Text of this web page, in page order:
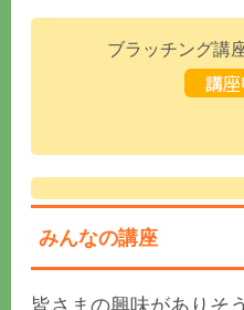
ブラッチング講
みんなの講座
皆さまの興味がありそ